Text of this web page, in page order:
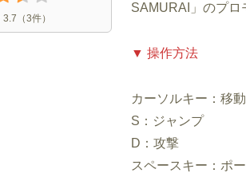
3.7 （3件）
SAMURAI」のプロ
▼ 操作方法
カーソルキー：移
S：ジャンプ
D：攻撃
スペースキー：ポ